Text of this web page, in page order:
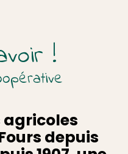
!
agricoles
depuis